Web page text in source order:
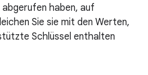
haben, auf
Sie sie mit den Werten,
Schlüssel enthalten